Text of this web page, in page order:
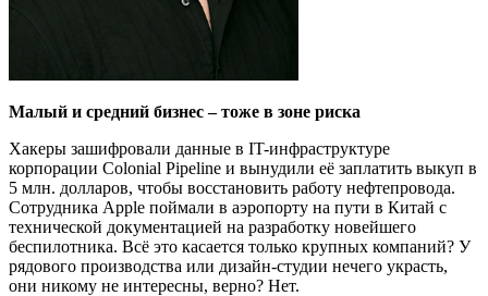
Малый и средний бизнес – тоже в зоне риска
Хакеры зашифровали данные в IT-инфраструктуре
корпорации Colonial Pipeline и вынудили её заплатить выкуп в
5 млн. долларов, чтобы восстановить работу нефтепровода.
Сотрудника Apple поймали в аэропорту на пути в Китай с
технической документацией на разработку новейшего
беспилотника. Всё это касается только крупных компаний? У
рядового производства или дизайн-студии нечего украсть,
они никому не интересны, верно? Нет.